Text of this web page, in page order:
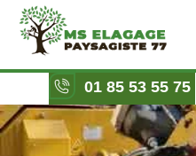
01 85 53 55 75